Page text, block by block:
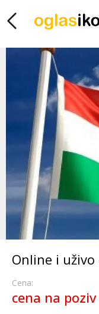
Online i
Cena:
cena na poziv